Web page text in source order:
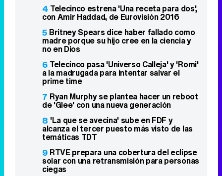
4 Telecinco estrena 'Una receta para dos',
con Amir Haddad, de Eurovisión 2016
5 Britney Spears dice haber fallado como
madre porque su hijo cree en la ciencia y
no en Dios
6 Telecinco pasa 'Universo Calleja' y 'Romi'
a la madrugada para intentar salvar el
prime time
7 Ryan Murphy se plantea hacer un reboot
de 'Glee' con una nueva generación
8 'La que se avecina' sube en FDF y
alcanza el tercer puesto más visto de las
temáticas TDT
9 RTVE prepara una cobertura del eclipse
solar con una retransmisión para personas
ciegas